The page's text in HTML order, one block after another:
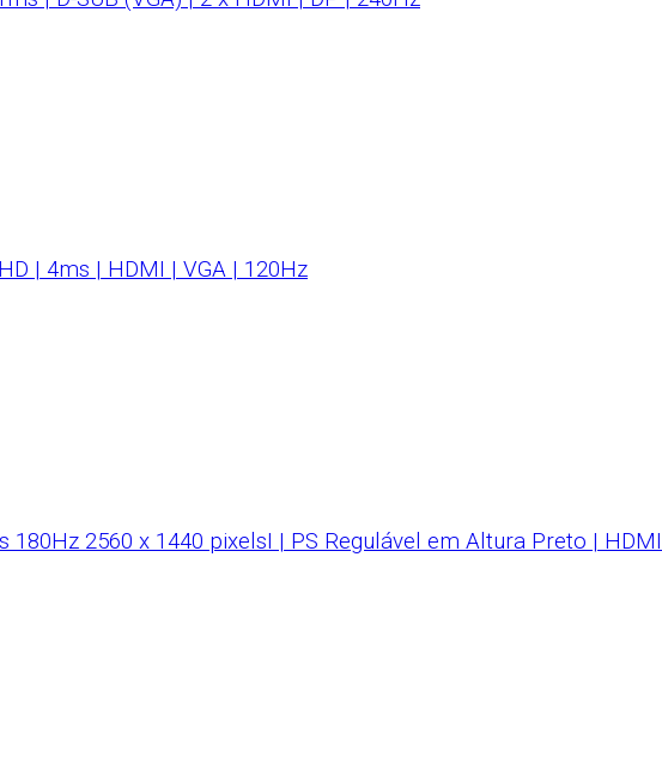
| 4ms | HDMI | VGA | 120Hz
180Hz 2560 x 1440 pixelsI | PS Regulável em Altura Preto |